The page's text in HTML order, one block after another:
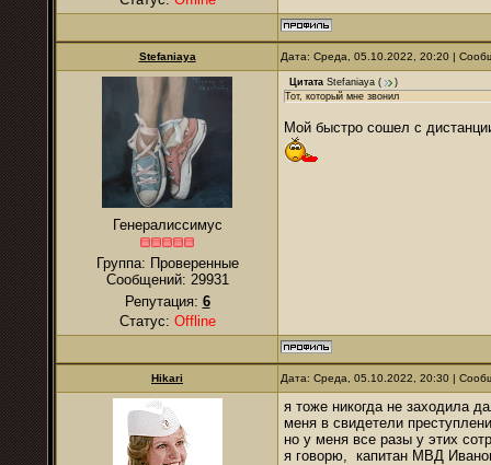
Stefaniaya Дата: Среда, 05.10.2022, 20:20 |
Генералиссимус
Группа: Проверенные
Сообщений: 29931
Репутация: 6
Статус: Offline
Цитата Stefaniaya (
)
Тот, который мне звонил
Мой быстро сошел с
Hikari Дата: Среда, 05.10.2022, 20:30 |
я тоже никогда не заходила
меня в свидетели
но у меня все разы у этих
я говорю, капитан МВД